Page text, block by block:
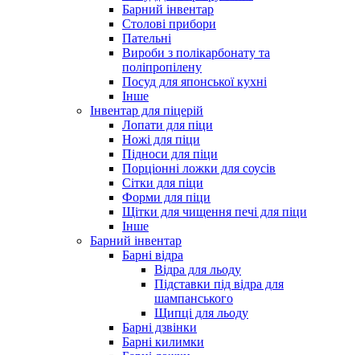
Барний інвентар
Столові прибори
Пательні
Вироби з полікарбонату та
поліпропілену
Посуд для японської кухні
Інше
Інвентар для піцерій
Лопати для піци
Ножі для піци
Підноси для піци
Порціонні ложки для соусів
Сітки для піци
Форми для піци
Щітки для чищення печі для піци
Інше
Барний інвентар
Барні відра
Відра для льоду
Підставки під відра для
шампанського
Щипці для льоду
Барні дзвінки
Барні килимки